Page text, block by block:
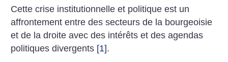
Cette crise institutionnelle et politique est un
affrontement entre des secteurs de la bourgeoisie
et de la droite avec des intérêts et des agendas
politiques divergents [1].